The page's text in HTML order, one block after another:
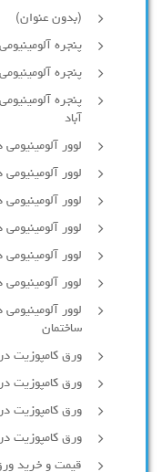
(بدون عنوان)
پنجره
پنجره
پنجره
آباد
لوور
لوور آلومینیومی
لوور آلومینیومی
لوور آلومینیومی
لوور
لوور آلومينيومي
لوور
ساختمان
ورق کامپوزیت در
ورق کامپوزیت
ورق کامپوزیت
ورق کامپوزیت
قیمت و خرید